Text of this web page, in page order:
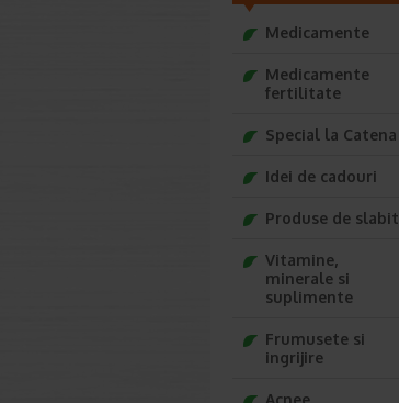
Medicamente
Medicamente
fertilitate
Special la Catena
Idei de cadouri
Produse de slabit
Vitamine,
minerale si
suplimente
Frumusete si
ingrijire
Acnee